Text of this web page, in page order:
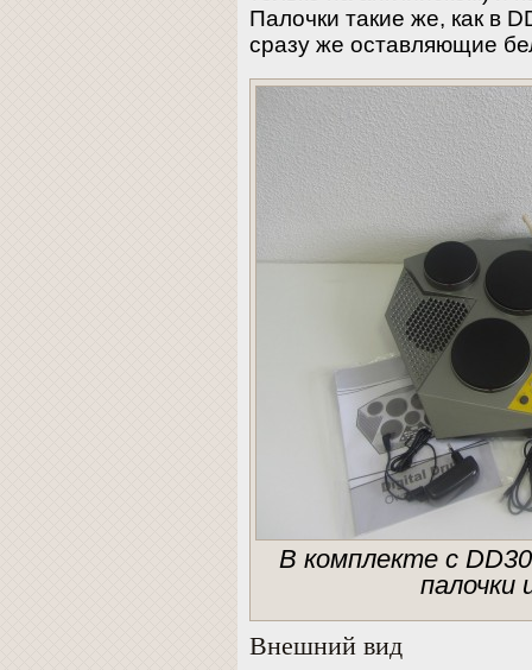
Палочки такие же, как в
сразу же оставляющие
В комплекте с
палочки
Внешний вид